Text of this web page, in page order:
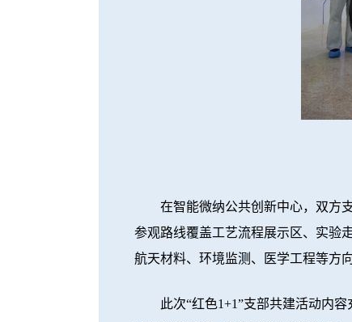
在智能微纳公共创新中心，双方支
参观路线覆盖工艺流程展示区、实验
航天材料、环境监测、医学工程等方
此次“红色1+1”支部共建活动内容